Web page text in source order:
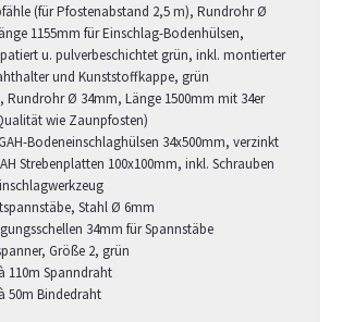
(für Pfostenabstand 2,5 m), Rundrohr Ø
1155mm für Einschlag-Bodenhülsen,
u. pulverbeschichtet grün, inkl. montierter
und Kunststoffkappe, grün
Rundrohr Ø 34mm, Länge 1500mm mit 34er
wie Zaunpfosten)
Bodeneinschlaghülsen 34x500mm, verzinkt
Strebenplatten 100x100mm, inkl. Schrauben
Stahl Ø 6mm
34mm für Spannstäbe
Größe 2, grün
110m Spanndraht
50m Bindedraht